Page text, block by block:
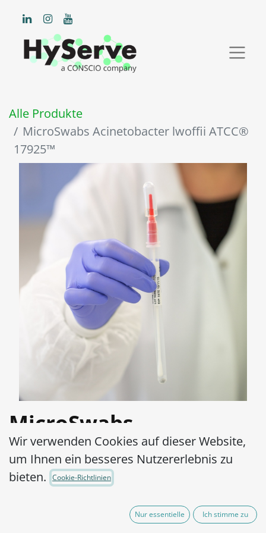
Alle Produkte
MicroSwabs Acinetobacter lwoffii ATCC®
17925™
MicroSwabs
Acinetobacter lwoffii
ATCC® 17925™
exkl. MwSt.
Wir verwenden Cookies auf dieser Website,
um Ihnen ein besseres Nutzererlebnis zu
bieten.
Cookie-Richtlinien
Nur essentielle Ich stimme zu